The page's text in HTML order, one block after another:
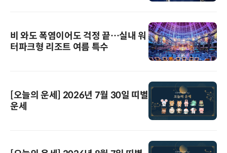
비 와도 폭염이어도 걱정 끝…실내 워
터파크형 리조트 여름 특수
[오늘의 운세] 2026년 7월 30일 띠별
운세